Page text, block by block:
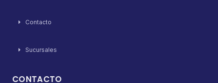
Contacto
Sucursales
CONTACTO